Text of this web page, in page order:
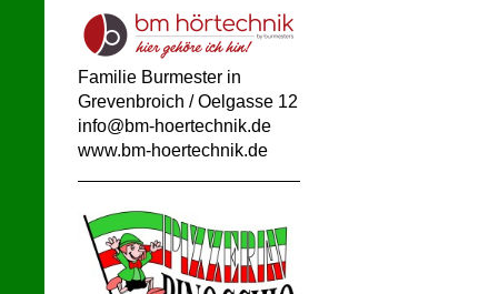
Familie Burmester in
Grevenbroich / Oelgasse 12
info@bm-hoertechnik.de
www.bm-hoertechnik.de